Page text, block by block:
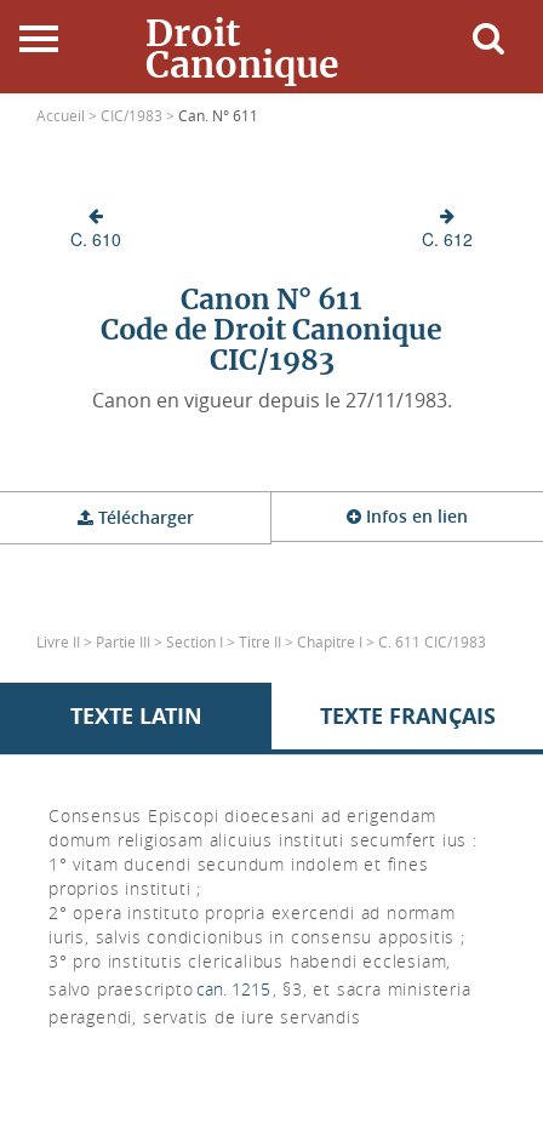
Droit
Canonique
Accueil
Ressources
Accueil > CIC/1983 > Can. N° 611
C. 610 C. 612
Canon N° 611
Code de Droit Canonique
CIC/1983
Canon en vigueur depuis le 27/11/1983.
Télécharger Infos en lien
Livre II > Partie III > Section I > Titre II > Chapitre I > C. 611 CIC/1983
TEXTE LATIN TEXTE FRANÇAIS
Consensus Episcopi dioecesani ad erigendam
domum religiosam alicuius instituti secumfert ius :
1° vitam ducendi secundum indolem et fines
proprios instituti ;
2° opera instituto propria exercendi ad normam
iuris, salvis condicionibus in consensu appositis ;
3° pro institutis clericalibus habendi ecclesiam,
salvo praescriptocan. 1215 , §3, et sacra ministeria
peragendi, servatis de iure servandis